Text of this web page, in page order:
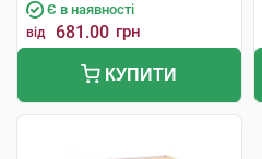
Є в наявності
від 681.00 грн
КУПИТИ